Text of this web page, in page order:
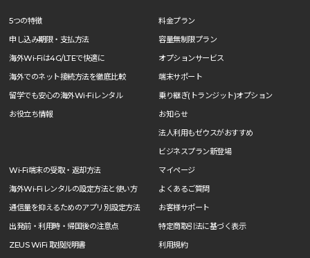
5つの特徴
料金プラン
申し込み期限・支払方法
容量無制限プラン
海外Wi-Fiは4G/LTEで快適に
オプションサービス
海外でのネット接続方法を徹底比較
端末サポート
留学でも安心の海外Wi-Fiレンタル
乗り継ぎ(トランジット)オプション
お役立ち情報
お知らせ
法人利用もゼウスがおすすめ
ビジネスプラン新登場
Wi-Fi端末の受取・返却方法
マイページ
海外Wi-Fiレンタルの設定方法と使い方
よくあるご質問
通信量を抑えるためのアプリ別設定方法
お客様サポート
出発前・利用時・帰国後の注意点
特定商取引法に基づく表示
ZEUS WiFi 取扱説明書
利用規約